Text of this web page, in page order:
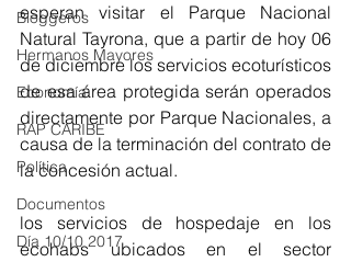
Bloggeros
Hermanos Mayores
Economía
RAP CARIBE
Política
Documentos
Día 10/10 2017
esperan visitar el Parque Nacional
Natural Tayrona, que a partir de hoy 06
de diciembre los servicios ecoturísticos
de esa área protegida serán operados
directamente por Parque Nacionales, a
causa de la terminación del contrato de
la concesión actual.
los servicios de hospedaje en los
ecohabs ubicados en el sector